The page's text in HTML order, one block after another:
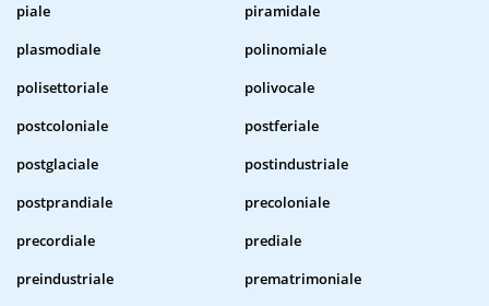
piale
piramidale
plasmodiale
polinomiale
polisettoriale
polivocale
postcoloniale
postferiale
postglaciale
postindustriale
postprandiale
precoloniale
precordiale
prediale
preindustriale
prematrimoniale